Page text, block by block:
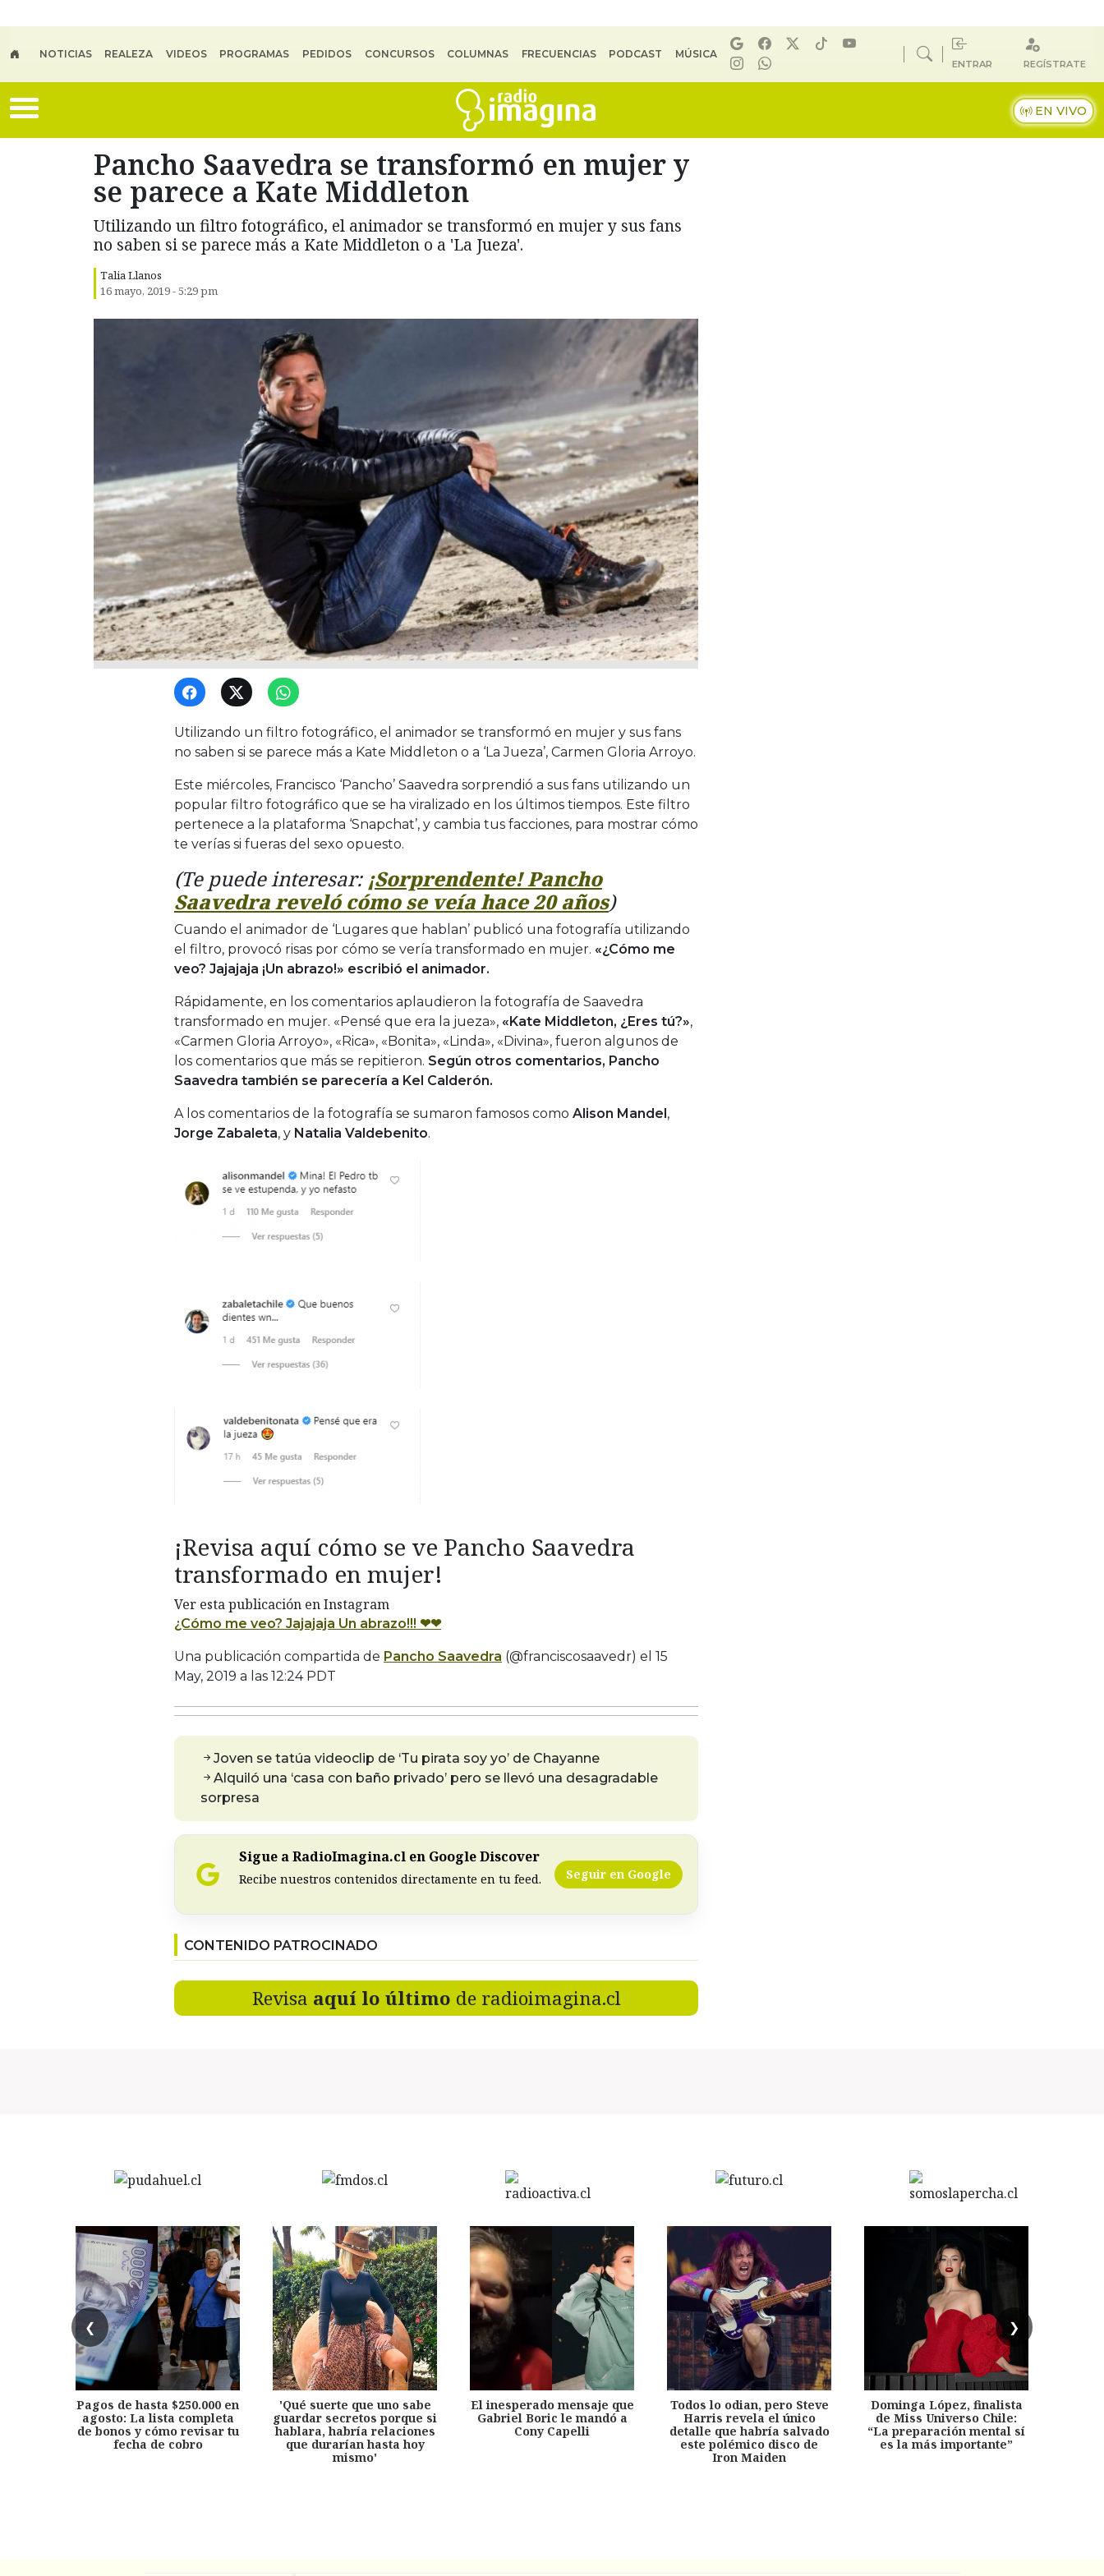
NOTICIAS REALEZA VIDEOS PROGRAMAS PEDIDOS CONCURSOS COLUMNAS FRECUENCIAS PODCAST MÚSICA
ENTRAR REGÍSTRATE
EN VIVO
Pancho Saavedra se transformó en mujer y
se parece a Kate Middleton
Utilizando un filtro fotográfico, el animador se transformó en mujer y sus fans
no saben si se parece más a Kate Middleton o a 'La Jueza'.
Talia Llanos
16 mayo, 2019 - 5:29 pm
Utilizando un filtro fotográfico, el animador se transformó en mujer y sus fans
no saben si se parece más a Kate Middleton o a ‘La Jueza’, Carmen Gloria Arroyo.
Este miércoles, Francisco ‘Pancho’ Saavedra sorprendió a sus fans utilizando un
popular filtro fotográfico que se ha viralizado en los últimos tiempos. Este filtro
pertenece a la plataforma ‘Snapchat’, y cambia tus facciones, para mostrar cómo
te verías si fueras del sexo opuesto.
(Te puede interesar: ¡Sorprendente! Pancho
Saavedra reveló cómo se veía hace 20 años)
Cuando el animador de ‘Lugares que hablan’ publicó una fotografía utilizando
el filtro, provocó risas por cómo se vería transformado en mujer. «¿Cómo me
veo? Jajajaja ¡Un abrazo!» escribió el animador.
Rápidamente, en los comentarios aplaudieron la fotografía de Saavedra
transformado en mujer. «Pensé que era la jueza», «Kate Middleton, ¿Eres tú?»,
«Carmen Gloria Arroyo», «Rica», «Bonita», «Linda», «Divina», fueron algunos de
los comentarios que más se repitieron. Según otros comentarios, Pancho
Saavedra también se parecería a Kel Calderón.
A los comentarios de la fotografía se sumaron famosos como Alison Mandel ,
Jorge Zabaleta, y Natalia Valdebenito.
¡Revisa aquí cómo se ve Pancho Saavedra
transformado en mujer!
Ver esta publicación en Instagram
¿Cómo me veo? Jajajaja Un abrazo!!! ❤❤
Una publicación compartida de Pancho Saavedra (@franciscosaavedr) el 15
May, 2019 a las 12:24 PDT
Joven se tatúa videoclip de ‘Tu pirata soy yo’ de Chayanne
Alquiló una ‘casa con baño privado’ pero se llevó una desagradable
sorpresa
Sigue a RadioImagina.cl en Google Discover
Recibe nuestros contenidos directamente en tu feed. Seguir en Google
CONTENIDO PATROCINADO
Revisa aquí lo último de radioimagina.cl
❮ ❯
Pagos de hasta $250.000 en
agosto: La lista completa
de bonos y cómo revisar tu
fecha de cobro
'Qué suerte que uno sabe
guardar secretos porque si
hablara, habría relaciones
que durarían hasta hoy
mismo'
El inesperado mensaje que
Gabriel Boric le mandó a
Cony Capelli
Todos lo odian, pero Steve
Harris revela el único
detalle que habría salvado
este polémico disco de
Iron Maiden
Dominga López, finalista
de Miss Universo Chile:
“La preparación mental sí
es la más importante”